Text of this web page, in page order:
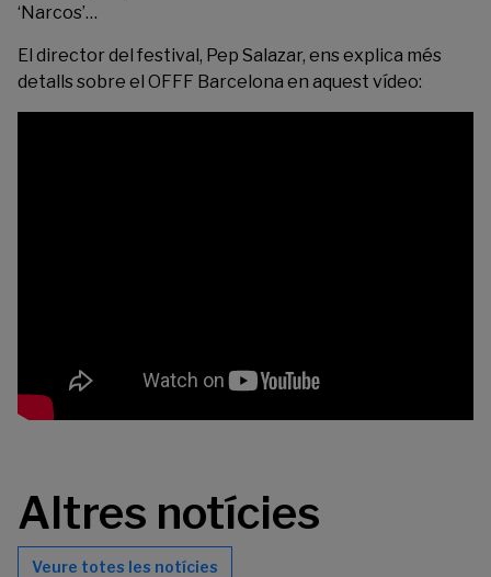
‘Narcos’…
El director del festival, Pep Salazar, ens explica més
detalls sobre el OFFF Barcelona en aquest vídeo:
Altres notícies
Veure totes les notícies